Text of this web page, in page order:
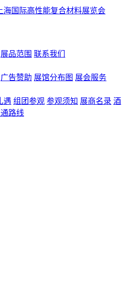
展品范围 联系我们
广告赞助 展馆分布图 展会服务
遇 组团参观 参观须知 展商名录 酒
路线